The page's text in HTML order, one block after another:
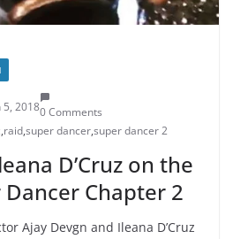
5, 20180 Comments
,raid,super dancer,super dancer 2
D’Cruz on the
Chapter 2
Ajay Devgn and Ileana D’Cruz